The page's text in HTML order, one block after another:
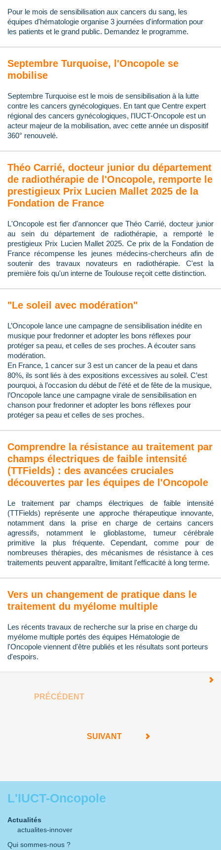
Pour le mois de sensibilisation aux cancers du sang, les
équipes d'hématologie organise 3 journées d'information pour
les patients et le grand public. Demandez le programme.
Septembre Turquoise, l'Oncopole se
mobilise
Septembre Turquoise est le mois de sensibilisation à la lutte
contre les cancers gynécologiques. En tant que Centre expert
régional des cancers gynécologiques, l’IUCT-Oncopole est un
acteur majeur de la mobilisation, avec cette année un dispositif
360° renouvelé.
Théo Carrié, docteur junior du département
de radiothérapie de l'Oncopole, remporte le
prestigieux Prix Lucien Mallet 2025 de la
Fondation de France
L'Oncopole est fier d'annoncer que Théo Carrié, docteur junior
au sein du département de radiothérapie, a remporté le
prestigieux Prix Lucien Mallet 2025. Ce prix de la Fondation de
France récompense les jeunes médecins-chercheurs afin de
soutenir des travaux novateurs en radiothérapie. C'est la
première fois qu'un interne de Toulouse reçoit cette distinction.
"Le soleil avec modération"
L’Oncopole lance une campagne de sensibilisation inédite en
musique pour fredonner et adopter les bons réflexes pour
protéger sa peau, et celles de ses proches. A écouter sans
modération.
En France, 1 cancer sur 3 est un cancer de la peau et dans
80%, ils sont liés à des expositions excessives au soleil. C’est
pourquoi, à l’occasion du début de l’été et de fête de la musique,
l’Oncopole lance une campagne virale de sensibilisation en
chanson pour fredonner et adopter les bons réflexes pour
protéger sa peau et celles de ses proches.
Comprendre la résistance au traitement par
champs électriques de faible intensité
(TTFields) : des avancées cruciales
découvertes par les équipes de l'Oncopole
Le traitement par champs électriques de faible intensité
(TTFields) représente une approche thérapeutique innovante,
notamment dans la prise en charge de certains cancers
agressifs, notamment le glioblastome, tumeur cérébrale
primitive la plus fréquente. Cependant, comme pour de
nombreuses thérapies, des mécanismes de résistance à ces
traitements peuvent apparaître, limitant l'efficacité à long terme.
Vers un changement de pratique dans le
traitement du myélome multiple
Les récents travaux de recherche sur la prise en charge du
myélome multiple portés des équipes Hématologie de
l'Oncopole viennent d'être publiés et les résultats sont porteurs
d'espoirs.
PRÉCÉDENT
SUIVANT
L'IUCT-Oncopole
Actualités
actualites-innover
Qui sommes-nous ?